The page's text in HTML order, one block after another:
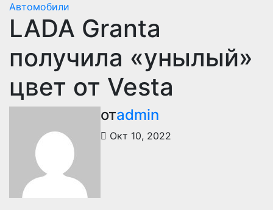
Автомобили
LADA Granta
получила «унылый»
цвет от Vesta
отadmin
Окт 10, 2022